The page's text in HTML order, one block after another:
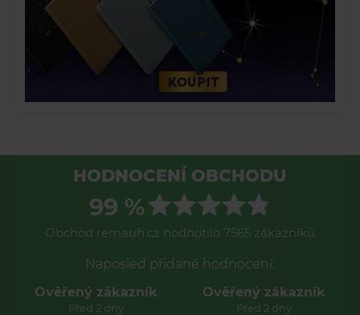
HODNOCENÍ OBCHODU
99 %
Obchod remauh.cz hodnotilo 7565 zákazníků
Naposled přidané hodnocení:
Ověřený zákazník
Před 2 dny
Ověřený zákazník
Před 2 dny